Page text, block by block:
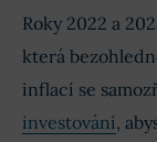
Roky 2022 a
která
inflací se
investování,